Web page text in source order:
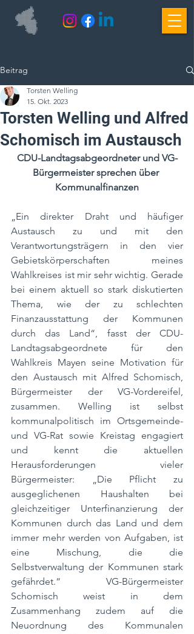
Beitrag
Torsten Welling und Alfred
Schomisch im Austausch
Torsten Welling
15. Okt. 2023
CDU-Landtagsabgeordneter und VG-
Bürgermeister sprechen über
Kommunalfinanzen
„Ein direkter Draht und häufiger
Austausch zu und mit den
Verantwortungsträgern in den vier
Gebietskörperschaften meines
Wahlkreises ist mir sehr wichtig. Gerade
bei einem aktuell so stark diskutierten
Thema, wie der zu schlechten
Finanzausstattung der Kommunen
durch das Land“, fasst der CDU-
Landtagsabgeordnete für den
Wahlkreis Mayen seine Motivation für
den Austausch mit Alfred Schomisch,
Bürgermeister der VG-Vordereifel,
zusammen. Welling ist selbst
kommunalpolitisch im Ortsgemeinde-
und VG-Rat sowie Kreistag engagiert
und kennt die aktuellen
Herausforderungen vieler
Bürgermeister: „Die Pflicht zu
ausgeglichenen Haushalten bei
gleichzeitiger Unterfinanzierung der
Kommunen durch das Land und dem
immer mehr werden von Aufgaben, ist
eine Mischung, die die
Selbstverwaltung der Kommunen stark
gefährdet.“ VG-Bürgermeister
Schomisch weist in dem
Zusammenhang zudem auf die
Neuordnung des Kommunalen